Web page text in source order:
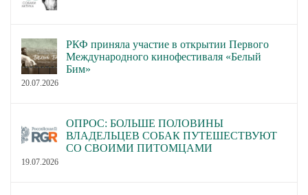
РКФ приняла участие в открытии Первого
Международного кинофестиваля «Белый
Бим»
20.07.2026
ОПРОС: БОЛЬШЕ ПОЛОВИНЫ
ВЛАДЕЛЬЦЕВ СОБАК ПУТЕШЕСТВУЮТ
СО СВОИМИ ПИТОМЦАМИ
19.07.2026